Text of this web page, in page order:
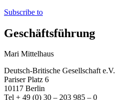
Subscribe to
Geschäftsführung
Mari Mittelhaus
Deutsch-Britische Gesellschaft e.V.
Pariser Platz 6
10117 Berlin
Tel + 49 (0) 30 – 203 985 – 0